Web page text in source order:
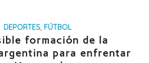
DEPORTES, FÚTBOL
formación de la
para enfrentar